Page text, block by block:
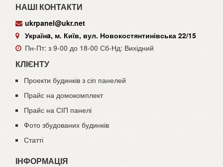
НАШІ КОНТАКТИ
ukrpanel@ukr.net
Українa, м. Київ, вул. Новокостянтинівська 22/15
Пн-Пт: з 9-00 до 18-00 Сб-Нд: Вихідний
КЛІЄНТУ
Проекти будинків з сіп панелей
Прайс на домокомплект
Прайс на СІП панелі
Фото збудованих будинків
Статті
ІНФОРМАЦІЯ